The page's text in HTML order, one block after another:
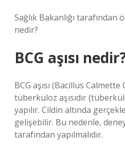
Sağlık Bakanlığı tarafından
nedir?
BCG aşısı
BCG aşısı (Bacillus
tüberküloz aşısıdır
yapılır. Cildin altında
gelişebilir. Bu nedenle,
tarafından yapılmalıdır.